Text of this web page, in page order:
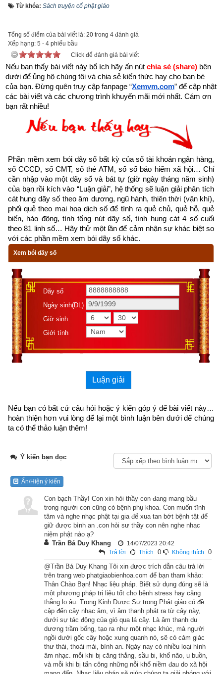
được xem.
Trên đời có người hành Đại Thiện, gặp kiếp nạn này cũng bình
an”
Như vậy chúng ta đang sống trong thời gian cuối cùng của
thời kỳ mạt pháp khi mà đạo đức nhân loại suy đồi, bại hoại
đến cùng cực, đại nạn sắp đến chỉ có hành thiện tích đức thì
ai hữu duyên có thể đọc được từ đó giác ngộ đắc được cơ
duyên vạn cổ để có thể vượt qua thời kì mạt Pháp này,
Xemvm.com
xin hân hạnh giới thiệu tới độc giả cuốn
sách
truyện cổ Phật giáo của nhà xuất bản Liên Phật Hội.
Kích vào
link sau:
https://xemvm.com/thu-vien-ebooks/sach-phat-giao/link-tai-
sach-truyen-co-phat-giao-pdf-7.html
để tải về Ebook Sách Truyện Cổ Phật Giáo hoặc liên hệ Zalo:
0926.138.186 để nhận trực tiếp file pdf.
Sau đây là Câu chuyện về Một tảng đá được trích từ Cuốn
“Truyện Cổ Phật Giáo” (Nguyên tác:
Mùa xuân là thời gian thích hợp nhất cho việc trồng trọt, thế
trồng canh tác trên một mảnh đất xưa nay vẫn bị bỏ hoang.
Hôm đó, ông nông phu đang đẩy cán cày để trở đất, thì mũi
cày bỗng chạm phải một vật gì rất cứng chắc. Ông khều đất
ra xem, thì ra đó là một tảng đá trắng tinh rất lớn.
– Ta phải tìm vài ba người đến đây giúp một tay, vứt tảng đá
này đi chỗ khác, nếu không thì không thể gieo trồng gì được.
Ông nông phu nghĩ vậy. Bỗng có một ông già tiến lại gần hỏi:
– Tại sao ông lại muốn dời tảng đá này đi chỗ khác?
Ông nông phu đáp:
– Như vậy mới có lợi, nếu dời nó đi chỗ khác thì có nhiều đất
để trồng trọt hơn, cho nên...
Từ khóa: Sách truyện cổ phật giáo
Tổng số điểm của bài viết là: 20 trong 4 đánh giá
Xếp hạng: 5 - 4 phiếu bầu
Click để đánh giá bài viết
Nếu bạn thấy bài viết này bổ ích hãy ấn nút chia sẻ (share) bên
dưới để ủng hộ chúng tôi và chia sẻ kiến thức hay cho bạn bè
của bạn. Đừng quên truy cập fanpage “Xemvm.com” để cập nhật
các bài viết và các chương trình khuyến mãi mới nhất. Cám ơn
bạn rất nhiều!
Phần mềm xem bói dãy số bất kỳ của số tài khoản ngân hàng,
số CCCD, số CMT, số thẻ ATM, số sổ bảo hiểm xã hội… Chỉ
cần nhập vào một dãy số và bát tự (giờ ngày tháng năm sinh)
của bạn rồi kích vào “Luận giải”, hệ thống sẽ luận giải phân tích
cát hung dãy số theo âm dương, ngũ hành, thiên thời (vận khí),
phối quẻ theo mai hoa dịch số để tính ra quẻ chủ, quẻ hỗ, quẻ
biến, hào động, tính tổng nút dãy số, tính hung cát 4 số cuối
theo 81 linh số… Hãy thử một lần để cảm nhận sự khác biệt so
với các phần mềm xem bói dãy số khác.
Xem bói dãy số
Dãy số
Ngày sinh(DL)
Giờ sinh
Giới tính
Luận giải
Nếu bạn có bất cứ câu hỏi hoặc ý kiến góp ý để bài viết này…
hoàn thiện hơn vui lòng để lại một bình luận bên dưới để chúng
ta có thể thảo luận thêm!
Ý kiến bạn đọc
Ẩn/Hiện ý kiến
Con bạch Thầy! Con xin hỏi thầy con đang mang bầu
trong người con cũng có bệnh phụ khoa. Con muốn tĩnh
tâm và nghe nhạc phật tại gia để xua tan bớt bệnh tật để
giữ được bình an .con hỏi sư thầy con nên nghe nhạc
niệm phật nào ạ?
Trần Bá Duy Khang
Trả lời Thích 0 Không thích 0
14/07/2023 20:42
@Trần Bá Duy Khang Tôi xin được trích dẫn câu trả lời
trên trang web phatgiaobienhoa.com để bạn tham khảo:
Thân Chào Bạn! Nhạc liệu pháp. Biết sử dụng đúng sẽ là
một phương pháp trị liệu tốt cho bệnh stress hay căng
thẳng lo âu. Trong Kinh Dược Sư trong Phật giáo có đề
cập đến cây nhạc âm, vì âm thanh phát ra từ cây này,
dưới sự tác động của gió qua lá cây. Là âm thanh du
dương trầm bổng, tạo ra như một nhạc khúc, mà người
ngồi dưới gốc cây hoặc xung quanh nó, sẽ có cảm giác
thư thái, thoải mái, bình an. Ngày nay có nhiều loại hình
âm nhạc. mỗi khi bị căng thẳng, sầu bi, khổ não, u buồn,
và mỗi khi bị tấn công những nỗi khổ niềm đau do xã hội